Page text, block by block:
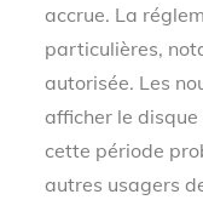
accrue. La
particulières,
autorisée. Les
afficher le
cette période
autres usagers